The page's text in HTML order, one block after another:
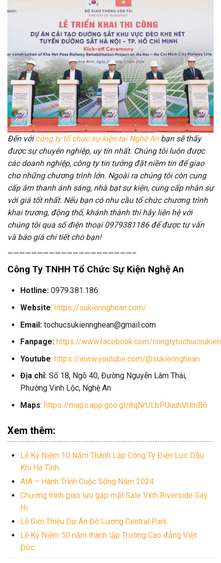
Đến vớicông ty tổ chức sự kiện tại Nghệ Anbạn sẽ thấy
được sự chuyên nghiệp, uy tín nhất. Chúng tôi luôn được
các doanh nghiệp, công ty tin tưởng đặt niềm tin để giao
cho những chương trình lớn. Ngoài ra chúng tôi còn cung
cấp âm thanh ánh sáng, nhà bạt sự kiện, cung cấp nhân sự
với giá tốt nhất. Nếu bạn có nhu cầu tổ chức chương trình
khai trương, động thổ, khánh thành thì hãy liên hệ với
chúng tôi qua số điện thoại 0979381186 để được tư vấn
và báo giá chi tiết cho bạn!
—————————————————————–
Công Ty TNHH Tổ Chức Sự Kiện Nghệ An
Hotline: 0979.381.186
Website: https://sukiennghean.com/
Email: tochucsukiennghean@gmail.com
Fanpage: https://www.facebook.com/
Youtube: https://www.youtube.com/@sukiennghean
Địa chỉ: Số 18, Ngõ 40, Đường Nguyễn Lâm Thái,
Phường Vinh Lộc, Nghệ An
Maps: https://maps.app.goo.gl/8qNrULbPUuuhVUmB6
Xem thêm:
Lễ Kỷ Niệm 10 Năm Thành Lập Công Ty Điện Lực Dầu
Khí Hà Tĩnh
AIA – Hành Trình Cuộc Sống Năm 2024
Chương trình giao lưu gặp mặt Sale Vinh Riverside Say
Hi
Lễ Giới Thiệu Dự Án Đô Lương Central Park
Lễ Kỷ Niệm 50 năm thành lập Trường Cao đẳng Việt
Đức